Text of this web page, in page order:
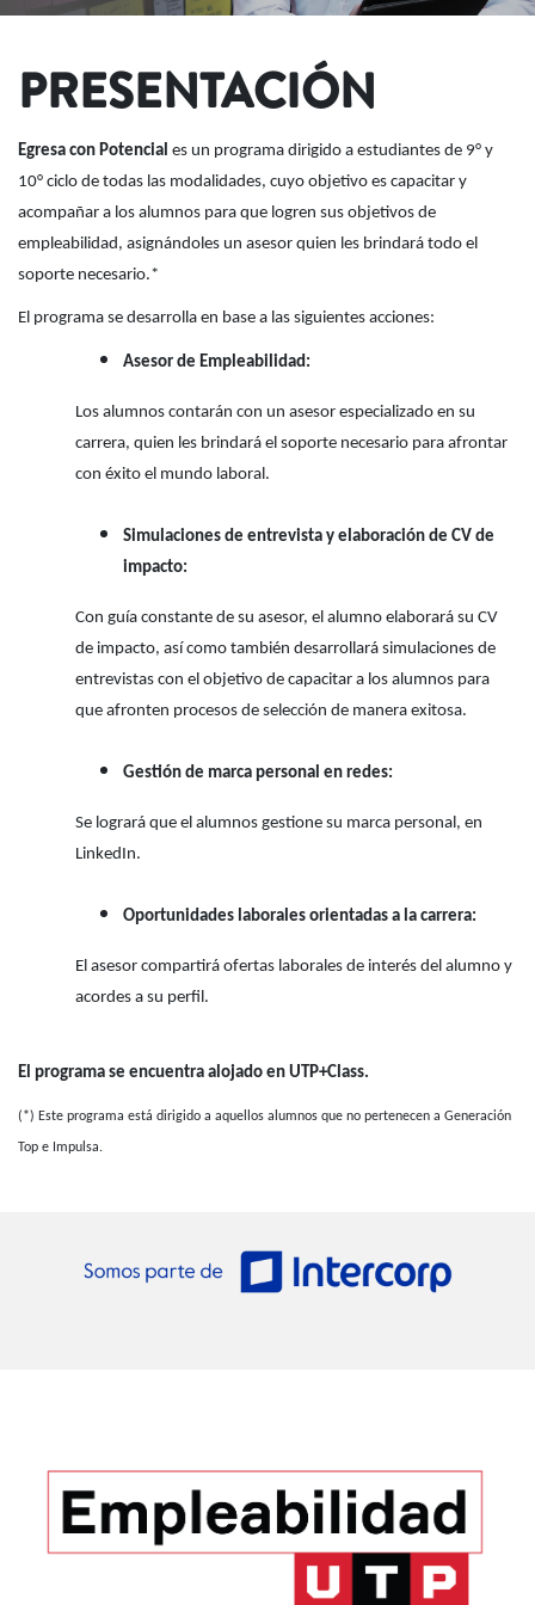
PRESENTACIÓN
Egresa con Potencial es un programa dirigido a estudiantes de 9° y
10° ciclo de todas las modalidades, cuyo objetivo es capacitar y
acompañar a los alumnos para que logren sus objetivos de
empleabilidad, asignándoles un asesor quien les brindará todo el
soporte necesario.*
El programa se desarrolla en base a las siguientes acciones:
Asesor de Empleabilidad:
Los alumnos contarán con un asesor especializado en su
carrera, quien les brindará el soporte necesario para afrontar
con éxito el mundo laboral.
Simulaciones de entrevista y elaboración de CV de
impacto:
Con guía constante de su asesor, el alumno elaborará su CV
de impacto, así como también desarrollará simulaciones de
entrevistas con el objetivo de capacitar a los alumnos para
que afronten procesos de selección de manera exitosa.
Gestión de marca personal en redes:
Se logrará que el alumnos gestione su marca personal, en
LinkedIn.
Oportunidades laborales orientadas a la carrera:
El asesor compartirá ofertas laborales de interés del alumno y
acordes a su perfil.
El programa se encuentra alojado en UTP+Class.
(*) Este programa está dirigido a aquellos alumnos que no pertenecen a Generación
Top e Impulsa.